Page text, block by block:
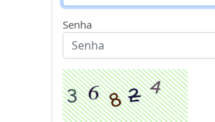
Senha